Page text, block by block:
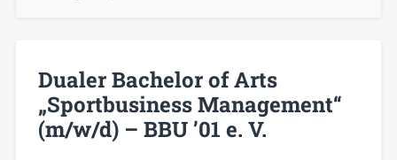
Dualer Bachelor of Arts
„Sportbusiness Management“
(m/w/d) – BBU ’01 e. V.